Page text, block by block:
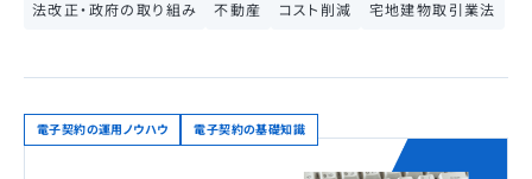
法改正・政府の取り組み 不動産 コスト削減 宅地建物取引業法
電子契約の運用ノウハウ 電子契約の基礎知識